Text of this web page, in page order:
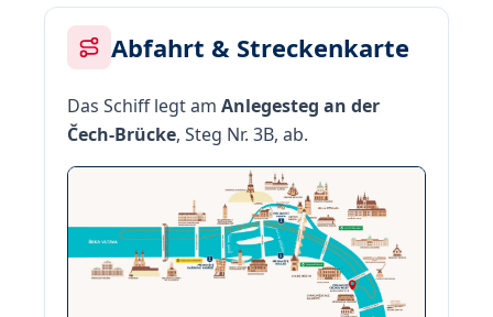
Abfahrt & Streckenkarte
Das Schiff legt am Anlegesteg an der
Čech-Brücke, Steg Nr. 3B, ab.